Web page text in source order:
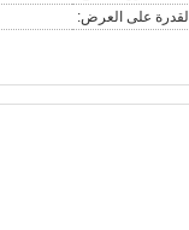
القدرة على العرض: